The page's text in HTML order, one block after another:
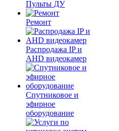
Пульты ДУ
Ремонт
Распродажа IP и
AHD видеокамер
Спутниковое и
эфирное
оборудование